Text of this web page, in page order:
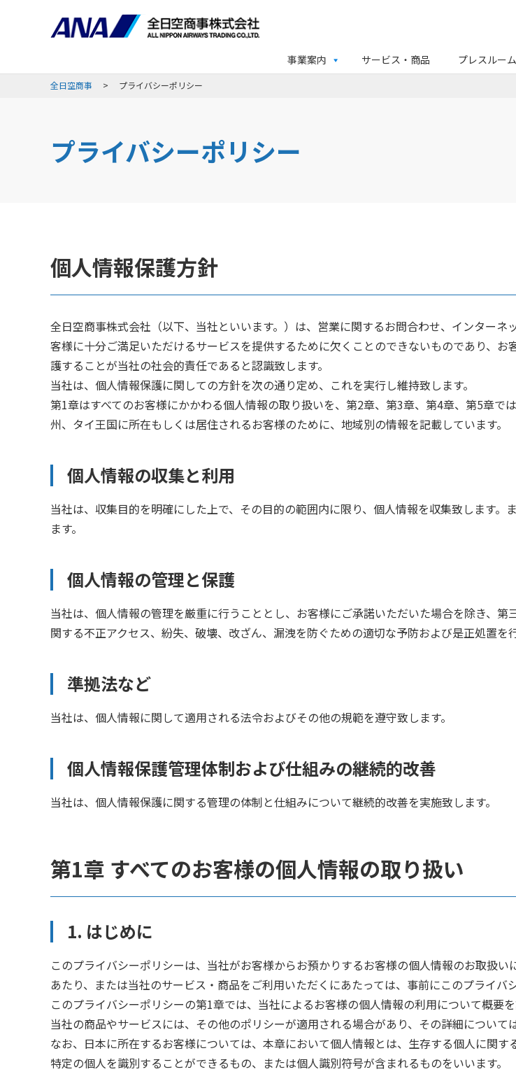
事業案内 サービス・商品 プレスルーム
全日空商事 プライバシーポリシー
プライバシーポリシー
個人情報保護方針
全日空商事株式会社（以下、当社といいます。）は、営業に関するお問合わせ、インター
客様に十分ご満足いただけるサービスを提供するために欠くことのできないものであり、
護することが当社の社会的責任であると認識致します。
当社は、個人情報保護に関しての方針を次の通り定め、これを実行し維持致します。
第1章はすべてのお客様にかかわる個人情報の取り扱いを、第2章、第3章、第4章、第5章
州、タイ王国に所在もしくは居住されるお客様のために、地域別の情報を記載しています。
個人情報の収集と利用
当社は、収集目的を明確にした上で、その目的の範囲内に限り、個人情報を収集致します
ます。
個人情報の管理と保護
当社は、個人情報の管理を厳重に行うこととし、お客様にご承諾いただいた場合を除き、
関する不正アクセス、紛失、破壊、改ざん、漏洩を防ぐための適切な予防および是正処置を行
準拠法など
当社は、個人情報に関して適用される法令およびその他の規範を遵守致します。
個人情報保護管理体制および仕組みの継続的改善
当社は、個人情報保護に関する管理の体制と仕組みについて継続的改善を実施致します。
第1章 すべてのお客様の個人情報の取り扱い
1. はじめに
このプライバシーポリシーは、当社がお客様からお預かりするお客様の個人情報のお取扱
あたり、または当社のサービス・商品をご利用いただくにあたっては、事前にこのプライバ
このプライバシーポリシーの第1章では、当社によるお客様の個人情報の利用について概要を
当社の商品やサービスには、その他のポリシーが適用される場合があり、その詳細について
なお、日本に所在するお客様については、本章において個人情報とは、生存する個人に関
特定の個人を識別することができるもの、または個人識別符号が含まれるものをいいます。